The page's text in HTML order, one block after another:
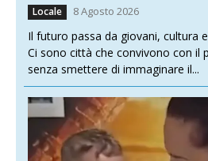
Locale 8 Agosto 2026
Il futuro passa da giovani, cultura
Ci sono città che convivono con il
senza smettere di immaginare il...